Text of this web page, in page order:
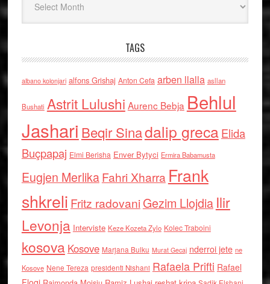
TAGS
albano kolonjari alfons Grishaj Anton Cefa arben llalla asllan
Bushati Astrit Lulushi Aurenc Bebja Behlul
Jashari Beqir Sinadalip grecaElida
Buçpapaj Elmi Berisha Enver Bytyci Ermira Babamusta
Eugjen MerlikaFahri Xharra Frank
shkreli Fritz radovaniGezim Llojdia Ilir
Levonja Interviste Keze Kozeta Zylo Kolec Traboini
kosova Kosove Marjana Bulku Murat Gecaj nderroi jete ne
Kosove Nene Tereza presidenti Nishani Rafaela Prifti Rafael